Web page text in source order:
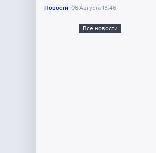
Новости 06 Августа 13:46
Все новости